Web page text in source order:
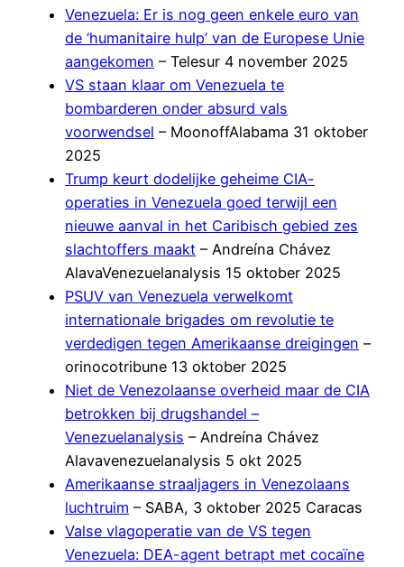
Venezuela: Er is nog geen enkele euro van
de ‘humanitaire hulp’ van de Europese Unie
aangekomen – Telesur 4 november 2025
VS staan klaar om Venezuela te
bombarderen onder absurd vals
voorwendsel – MoonoffAlabama 31 oktober
2025
Trump keurt dodelijke geheime CIA-
operaties in Venezuela goed terwijl een
nieuwe aanval in het Caribisch gebied zes
slachtoffers maakt – Andreína Chávez
AlavaVenezuelanalysis 15 oktober 2025
PSUV van Venezuela verwelkomt
internationale brigades om revolutie te
verdedigen tegen Amerikaanse dreigingen –
orinocotribune 13 oktober 2025
Niet de Venezolaanse overheid maar de CIA
betrokken bij drugshandel –
Venezuelanalysis – Andreína Chávez
Alavavenezuelanalysis 5 okt 2025
Amerikaanse straaljagers in Venezolaans
luchtruim – SABA, 3 oktober 2025 Caracas
Valse vlagoperatie van de VS tegen
Venezuela: DEA-agent betrapt met cocaïne